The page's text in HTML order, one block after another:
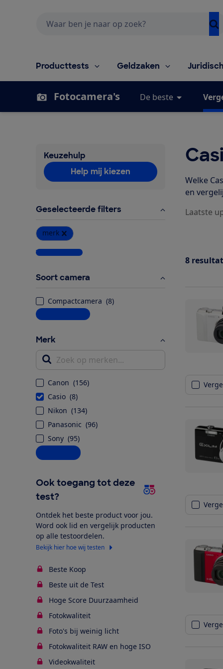
Producttests Geldzaken
Fotocamera's De beste
Keuzehulp
Help mij kiezen
Geselecteerde filters
merk
Wis alle filters
Soort camera
Compactcamera (8)
Meer informatie
Merk
Zoek op merken...
Canon (156)
Casio (8)
Nikon (134)
Panasonic (96)
Sony (95)
Alle opties
Ook toegang tot deze
test?
Ontdek het beste product voor jou.
Word ook lid en vergelijk producten
op alle testoordelen.
Bekijk hier hoe wij testen
Beste Koop
Beste uit de Test
Hoge Score Duurzaamheid
Fotokwaliteit
Foto's bij weinig licht
Fotokwaliteit RAW en hoge ISO
Videokwaliteit
Welke
en
Laatste
8